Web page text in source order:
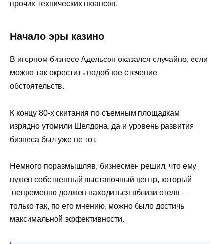
прочих технических нюансов.
Начало эры казино
В игорном бизнесе Адельсон оказался случайно, если
можно так окрестить подобное стечение
обстоятельств.
К концу 80-х скитания по съемным площадкам
изрядно утомили Шелдона, да и уровень развития
бизнеса был уже не тот.
Немного поразмышляв, бизнесмен решил, что ему
нужен собственный выставочный центр, который
непременно должен находиться вблизи отеля –
только так, по его мнению, можно было достичь
максимальной эффективности.